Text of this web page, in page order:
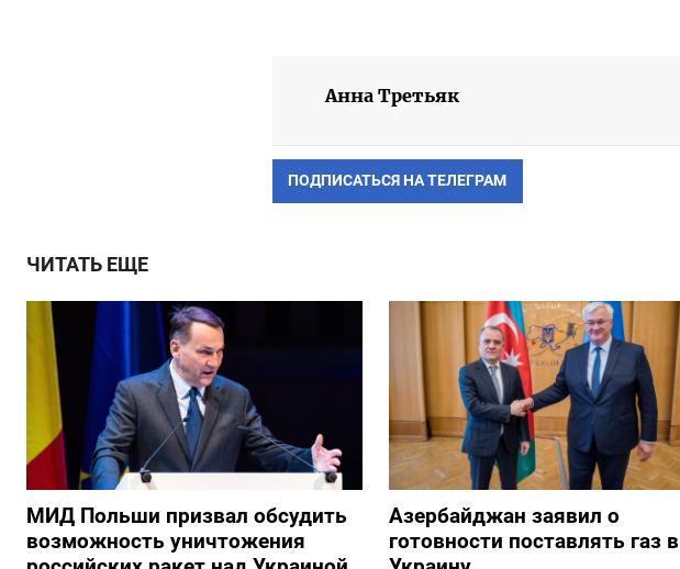
Анна Третьяк
ПОДПИСАТЬСЯ НА ТЕЛЕГРАМ
ЧИТАТЬ ЕЩЕ
МИД Польши призвал обсудить
возможность уничтожения
Азербайджан заявил о
готовности поставлять газ в